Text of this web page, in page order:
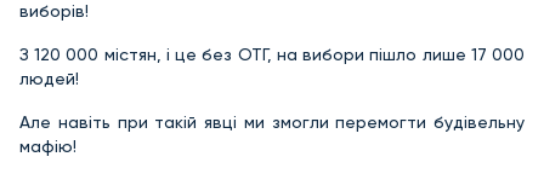
виборів!
З 120 000 містян, і це без ОТГ, на вибори пішло лише 17 000
людей!
Але навіть при такій явці ми змогли перемогти будівельну
мафію!